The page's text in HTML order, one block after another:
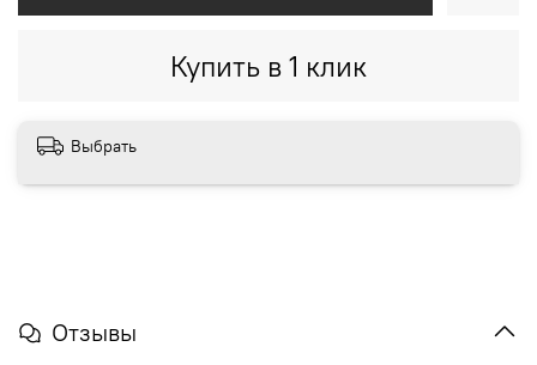
Купить в 1 клик
Выбрать
Отзывы